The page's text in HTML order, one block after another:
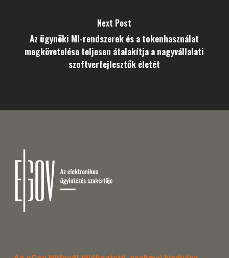
Next Post
Az ügynöki MI-rendszerek és a tokenhasználat
megkövetelése teljesen átalakítja a nagyvállalati
szoftverfejlesztők életét